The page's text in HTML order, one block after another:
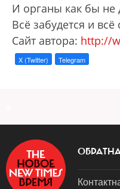
И органы как бы не
Всё забудется и
Cайт автора: http://
X (Twitter) Telegram